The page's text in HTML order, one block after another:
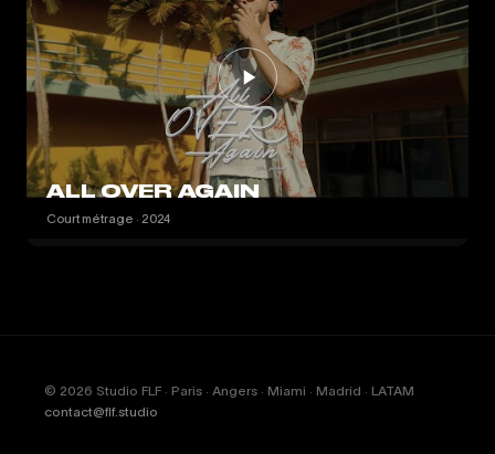
ALL OVER AGAIN
Court métrage · 2024
© 2026 Studio FLF · Paris · Angers · Miami · Madrid · LATAM
contact@flf.studio